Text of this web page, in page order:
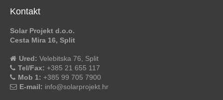
Kontakt
Solar Projekt d.o.o.
Cesta Mira 16, Split
Ured: Velebitska 76, Split
Tel/Fax: +385 21 655 117
Mob 1: +385 99 705 7900
E-mail: info@solarprojekt.hr